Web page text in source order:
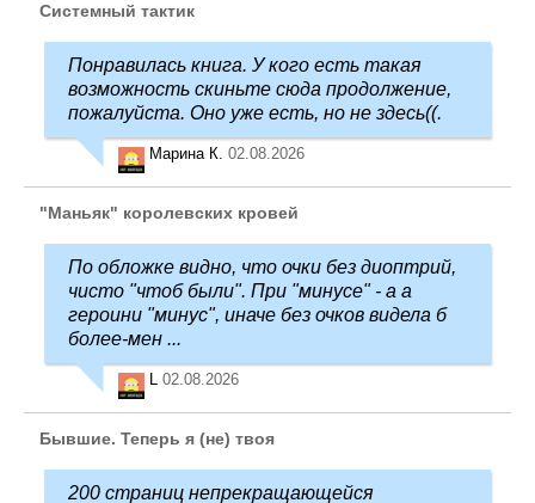
Системный тактик
Понравилась книга. У кого есть такая
возможность скиньте сюда продолжение,
пожалуйста. Оно уже есть, но не здесь((.
Марина К. 02.08.2026
"Маньяк" королевских кровей
По обложке видно, что очки без диоптрий,
чисто "чтоб были". При "минусе" - а а
героини "минус", иначе без очков видела б
более-мен ...
L 02.08.2026
Бывшие. Теперь я (не) твоя
200 страниц непрекращающейся